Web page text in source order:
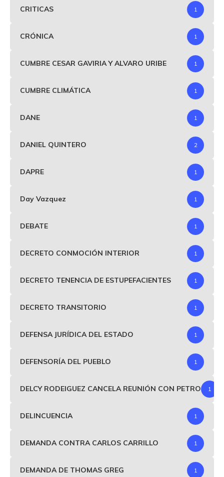
CRITICAS 1
CRÓNICA 1
CUMBRE CESAR GAVIRIA Y ALVARO URIBE 1
CUMBRE CLIMÁTICA 1
DANE 1
DANIEL QUINTERO 2
DAPRE 1
Day Vazquez 1
DEBATE 1
DECRETO CONMOCIÓN INTERIOR 1
DECRETO TENENCIA DE ESTUPEFACIENTES 1
DECRETO TRANSITORIO 1
DEFENSA JURÍDICA DEL ESTADO 1
DEFENSORÍA DEL PUEBLO 1
DELCY RODEIGUEZ CANCELA REUNIÓN CON PETRO 1
DELINCUENCIA 1
DEMANDA CONTRA CARLOS CARRILLO 1
DEMANDA DE THOMAS GREG 1